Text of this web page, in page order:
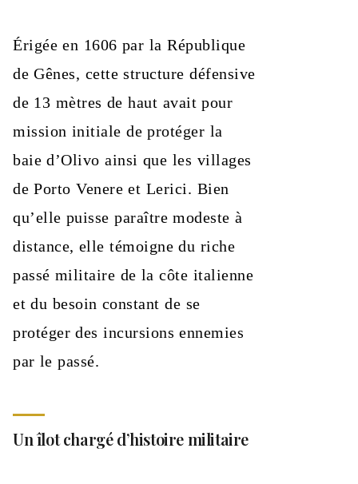
Érigée en 1606 par la République
de Gênes, cette structure défensive
de 13 mètres de haut avait pour
mission initiale de protéger la
baie d’Olivo ainsi que les villages
de Porto Venere et Lerici. Bien
qu’elle puisse paraître modeste à
distance, elle témoigne du riche
passé militaire de la côte italienne
et du besoin constant de se
protéger des incursions ennemies
par le passé.
Un îlot chargé d’histoire militaire